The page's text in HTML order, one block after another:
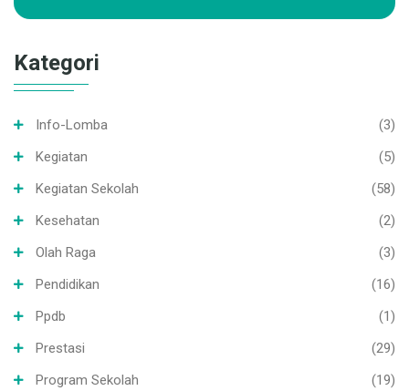
Kategori
Info-Lomba
(3)
Kegiatan
(5)
Kegiatan Sekolah
(58)
Kesehatan
(2)
Olah Raga
(3)
Pendidikan
(16)
Ppdb
(1)
Prestasi
(29)
Program Sekolah
(19)